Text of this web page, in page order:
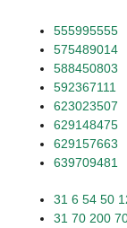
555995555
575489014
588450803
592367111
623023507
629148475
629157663
639709481
31 6 54 50
31 70 200